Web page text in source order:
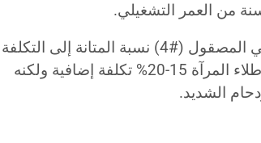
: يوفر الطلاء النهائي المصقول (#4) نسبة المتانة إلى التكلفة
المثلى لمعظم التطبيقات التجارية. يضيف طلاء المرآة 15-20% تكلفة إضافية ولكنه
الشديد.